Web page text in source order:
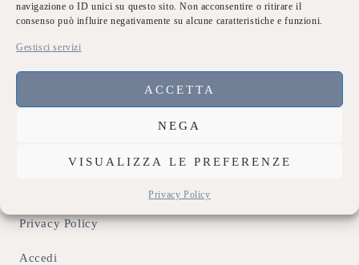
navigazione o ID unici su questo sito. Non acconsentire o ritirare il
consenso può influire negativamente su alcune caratteristiche e funzioni.
Gestisci servizi
ACCETTA
NEGA
VISUALIZZA LE PREFERENZE
Privacy Policy
Link Utili
Chi siamo
Privacy Policy
Accedi